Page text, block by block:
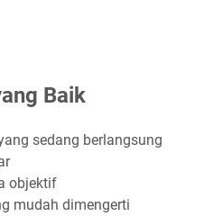
Baik
sedang berlangsung
objektif
mudah dimengerti